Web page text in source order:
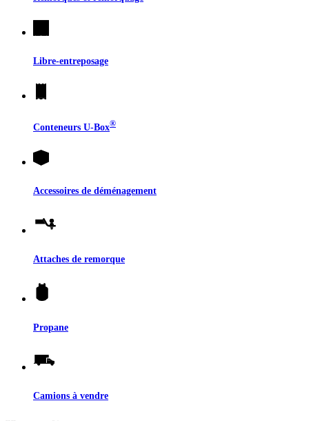
Libre-entreposage
Conteneurs U-Box®
Accessoires de déménagement
Attaches de remorque
Propane
Camions à vendre